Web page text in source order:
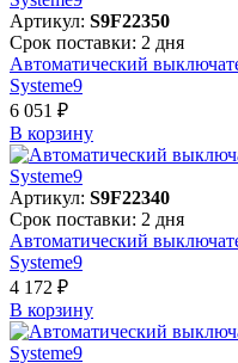
Артикул: S9F22350
Срок поставки: 2 дня
Автоматический
Systeme9
6 051 ₽
В корзинy
Артикул: S9F22340
Срок поставки: 2 дня
Автоматический
Systeme9
4 172 ₽
В корзинy